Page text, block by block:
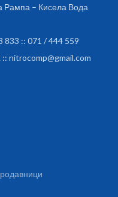
Рампа – Кисела Вода
833 :: 071 / 444 559
nitrocomp@gmail.com